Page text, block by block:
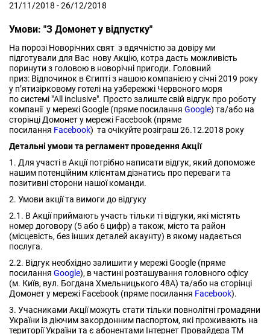
21/11/2018 - 26/12/2018
Умови: "З Домонет у відпустку"
На порозі Новорічних свят з вдячністю за довіру ми
підготували для Вас нову Акцію, котра дасть можливість
поринути з головою в новорічні пригоди. Головний
приз: Відпочинок в Єгипті з нашою компанією у січні 2019 року
у п’ятизірковому готелі на узбережжі Червоного моря
по системі "All inclusive". Просто залиште свій відгук про роботу
компанії у мережі Google (пряме посилання Google) та/або на
сторінці Домонет у мережі Facebook (пряме
посилання Facebook) та очікуйте розіграш 26.12.2018 року
Детальні умови та регламент проведення Акції
1. Для участі в Акції потрібно написати відгук, який допоможе
нашим потенційним клієнтам дізнатись про переваги та
позитивні сторони нашої команди.
2. Умови акції та вимоги до відгуку
2.1. В Акції приймають участь тільки ті відгуки, які містять
номер договору (5 або 6 цифр) а також, місто та район
(місцевість, без інших деталей акаунту) в якому надається
послуга.
2.2. Відгук необхідно залишити у мережі Google (пряме
посилання Google), в частині розташування головного офісу
(м. Київ, вул. Богдана Хмельницького 48А) та/або на сторінці
Домонет у мережі Facebook (пряме посилання Facebook).
3. Учасниками Акції можуть стати тільки повнолітні громадяни
України із діючим закордонним паспортом, які проживають на
території України та є абонентами Інтернет Провайдера ТМ